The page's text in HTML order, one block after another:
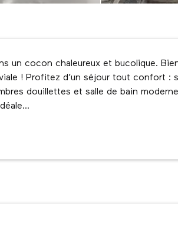
un cocon chaleureux et bucolique.
! Profitez d’un séjour tout confort :
douillettes et salle de bain